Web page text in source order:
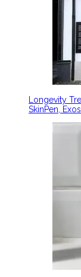
Longevity
SkinPen,